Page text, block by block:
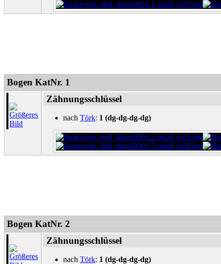
Bogen KatNr. 1
Zähnungsschlüssel
nach Törk: 1 (dg-dg-dg-dg)
Bogen KatNr. 2
Zähnungsschlüssel
nach Törk: 1 (dg-dg-dg-dg)